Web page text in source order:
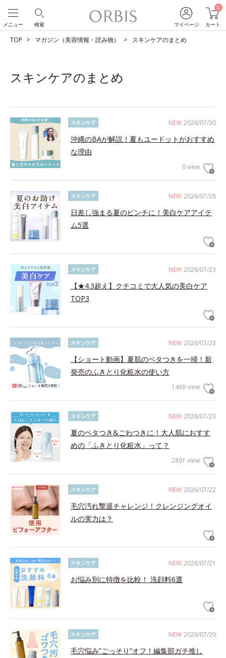
マイページ
0
カート
検索
メニュー
TOP マガジン（美容情報・読み物） スキンケアのまとめ
スキンケアのまとめ
NEW 2026/07/30
スキンケア
沖縄のBAが解説！夏もユードットがおすすめ
な理由
0 view
NEW 2026/07/28
スキンケア
日差し強まる夏のピンチに！美白ケアアイテ
ム5選
NEW 2026/07/23
スキンケア
【★4.3超え】クチコミで大人気の美白ケア
TOP3
NEW 2026/07/23
スキンケア
【ショート動画】夏肌のベタつきを一掃！新
発売のふきとり化粧水の使い方
1469 view
NEW 2026/07/23
スキンケア
夏のベタつき&ごわつきに！大人肌におすす
めの「ふきとり化粧水」って？
2891 view
NEW 2026/07/22
スキンケア
毛穴汚れ撃退チャレンジ！クレンジングオイ
ルの実力は？
NEW 2026/07/21
スキンケア
お悩み別に特徴を比較！ 洗顔料6選
NEW 2026/07/20
スキンケア
毛穴悩み”ごっそり”オフ！編集部ガチ推し